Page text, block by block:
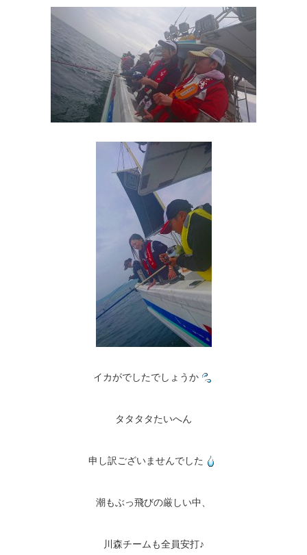
イカがでしたでしょうか
タタタタたいへん
申し訳ございませんでした
潮もぶっ飛びの厳しい中、
川森チームも全員安打♪